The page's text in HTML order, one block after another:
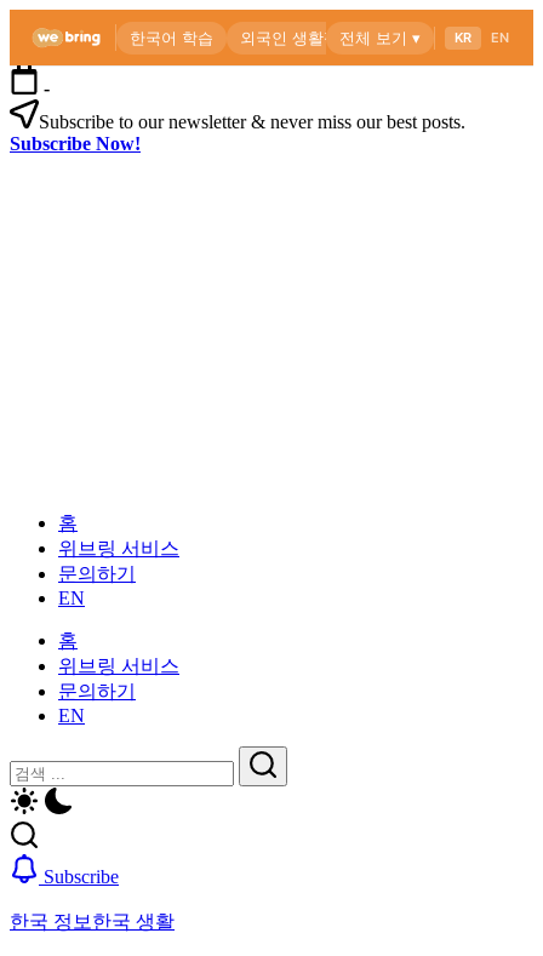
본
문
으
로
-
Subscribe to our newsletter & never miss our best posts.
Subscribe Now!
험,
의
료
및
일
상
생
가
이
드
—
비
자,
험,
홈
위브링 서비스
문의하기
EN
홈
위브링 서비스
문의하기
EN
닫
기
검
색
검
Subscribe
한국 정보 한국 생활